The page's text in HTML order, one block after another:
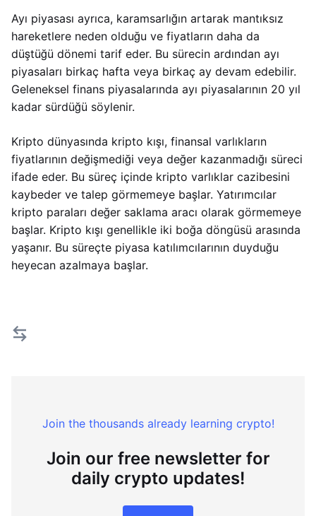
Ayı piyasası ayrıca, karamsarlığın artarak mantıksız
hareketlere neden olduğu ve fiyatların daha da
düştüğü dönemi tarif eder. Bu sürecin ardından ayı
piyasaları birkaç hafta veya birkaç ay devam edebilir.
Geleneksel finans piyasalarında ayı piyasalarının 20 yıl
kadar sürdüğü söylenir.
Kripto dünyasında kripto kışı, finansal varlıkların
fiyatlarının değişmediği veya değer kazanmadığı süreci
ifade eder. Bu süreç içinde kripto varlıklar cazibesini
kaybeder ve talep görmemeye başlar. Yatırımcılar
kripto paraları değer saklama aracı olarak görmemeye
başlar. Kripto kışı genellikle iki boğa döngüsü arasında
yaşanır. Bu süreçte piyasa katılımcılarının duyduğu
heyecan azalmaya başlar.
Join the thousands already learning crypto!
Join our free newsletter for
daily crypto updates!